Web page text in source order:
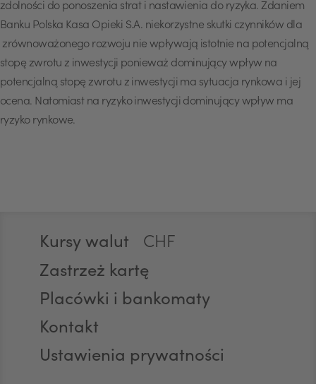
zdolności do ponoszenia strat i nastawienia do ryzyka. Zdaniem
Banku Polska Kasa Opieki S.A. niekorzystne skutki czynników dla
zrównoważonego rozwoju nie wpływają istotnie na potencjalną
stopę zwrotu z inwestycji ponieważ dominujący wpływ na
potencjalną stopę zwrotu z inwestycji ma sytuacja rynkowa i jej
ocena. Natomiast na ryzyko inwestycji dominujący wpływ ma
ryzyko rynkowe.
Kursy walut
USD
CHF
AED
AUD
Zastrzeż kartę
Placówki i bankomaty
Kontakt
Ustawienia prywatności